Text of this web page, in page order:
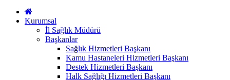
Kurumsal
İl Sağlık Müdürü
Başkanlar
Sağlık Hizmetleri Başkanı
Kamu Hastaneleri Hizmetleri Başkanı
Destek Hizmetleri Başkanı
Halk Sağlığı Hizmetleri Başkanı